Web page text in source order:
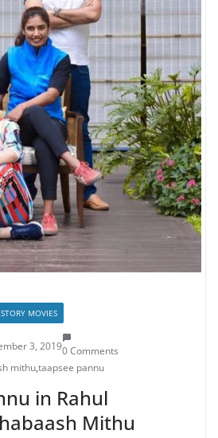
MOVIES
3, 20190 Comments
mithu,taapsee pannu
in Rahul
Mithu